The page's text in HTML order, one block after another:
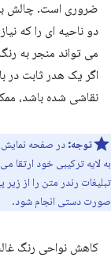
ضروری است. چالش
دو ناحیه ای را که
می تواند منجر به
اگر یک هدر ثابت در
نقاشی شده باشد،
توجه:
تبلیغات رندر متن را از
صورت دستی انجام شود.
کاهش نواحی رنگ